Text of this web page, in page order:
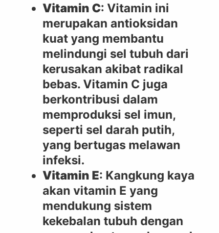
Vitamin C: Vitamin ini
merupakan antioksidan
kuat yang membantu
melindungi sel tubuh dari
kerusakan akibat radikal
bebas. Vitamin C juga
berkontribusi dalam
memproduksi sel imun,
seperti sel darah putih,
yang bertugas melawan
infeksi.
Vitamin E: Kangkung kaya
akan vitamin E yang
mendukung sistem
kekebalan tubuh dengan